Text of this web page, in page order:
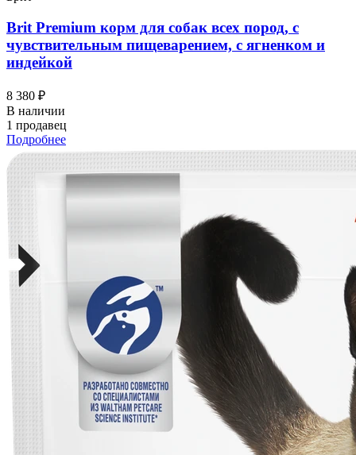
Brit Premium корм для собак всех пород, с
чувствительным пищеварением, с ягненком и
индейкой
8 380 ₽
В наличии
1 продавец
Подробнее